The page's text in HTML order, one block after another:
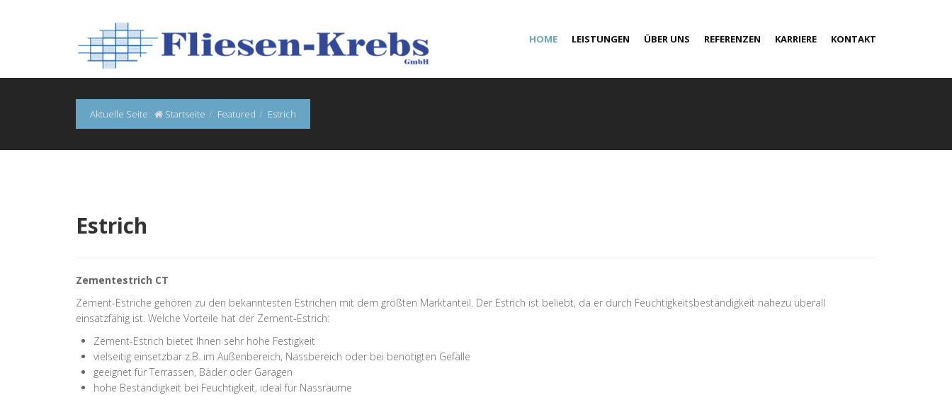
HOME LEISTUNGEN ÜBER UNS REFERENZEN KARRIERE KONTAKT
Aktuelle Seite: Startseite Featured Estrich
Estrich
Zementestrich CT
Zement-Estriche gehören zu den bekanntesten Estrichen mit dem größten Marktanteil. Der Estrich ist beliebt, da er durch Feuchtigkeitsbeständigkeit nahezu überall
einsatzfähig ist. Welche Vorteile hat der Zement-Estrich:
Zement-Estrich bietet Ihnen sehr hohe Festigkeit
vielseitig einsetzbar z.B. im Außenbereich, Nassbereich oder bei benötigten Gefälle
geeignet für Terrassen, Bäder oder Garagen
hohe Beständigkeit bei Feuchtigkeit, ideal für Nassräume